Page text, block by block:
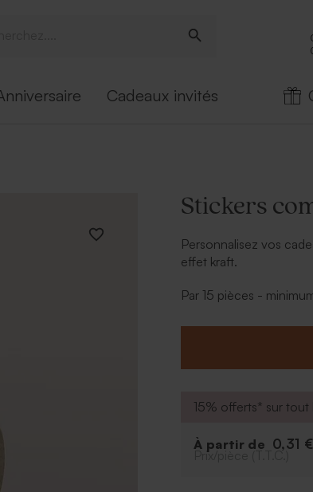
Cadeaux invités
Stickers
Personnalisez vos
effet kraft.
* Contenant à dragées
Par 15 pièces -
15% offerts* sur
À partir de 0,31 €
Prix/pièce (T.T.C.)